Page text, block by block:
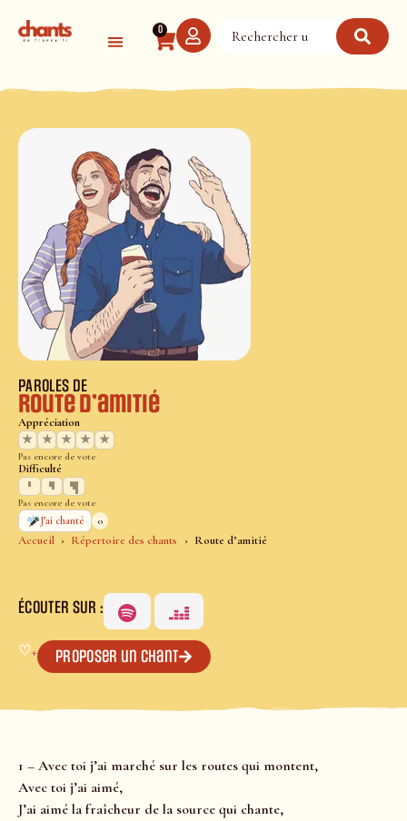
0
Accueil Répertoire des chants Route d’amitié
PAROLES DE
Route d’amitié
Appréciation
★
★ ★ ★ ★
Pas encore de vote
Difficulté
Pas encore de vote
J’ai chanté
0
ÉCOUTER SUR :
♡+ Proposer un chant
1 – Avec toi j’ai marché sur les routes qui montent,
Avec toi j’ai aimé,
J’ai aimé la fraîcheur de la source qui chante,